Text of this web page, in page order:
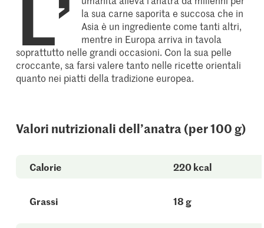
la sua carne saporita e succosa che in
Asia è un ingrediente come tanti altri,
mentre in Europa arriva in tavola
soprattutto nelle grandi occasioni. Con la sua pelle
croccante, sa farsi valere tanto nelle ricette orientali
quanto nei piatti della tradizione europea.
Valori nutrizionali dell’anatra (per 100 g)
Calorie 220 kcal
Grassi 18 g